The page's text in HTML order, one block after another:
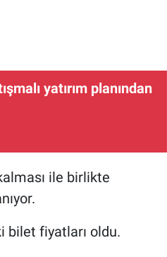
yatırım planından
ile birlikte
bilet fiyatları oldu.